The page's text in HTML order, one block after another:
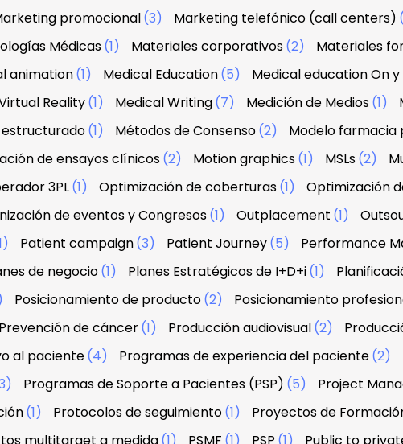
promocional(3) Marketing telefónico (call centers)
Médicas(1) Materiales corporativos(2) Materiales
animation(1) Medical Education(5) Medical education On
Reality(1) Medical Writing(7) Medición de Medios(1)
(1) Métodos de Consenso(2) Modelo farmacia
de ensayos clínicos(2) Motion graphics(1) MSLs(2)
3PL(1) Optimización de coberturas(1) Optimización
de eventos y Congresos(1) Outplacement (1)
Patient campaign(3) Patient Journey(5) Performance
de negocio(1) Planes Estratégicos de I+D+i(1)
Posicionamiento de producto(2) Posicionamiento
Prevención de cáncer(1) Producción audiovisual(2)
al paciente(4) Programas de experiencia del paciente(2)
Programas de Soporte a Pacientes (PSP) (5) Project
(1) Protocolos de seguimiento(1) Proyectos de